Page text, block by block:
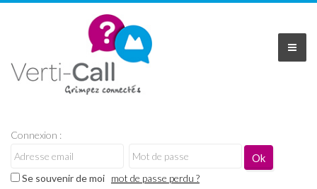
Connexion :
Se souvenir de moi mot de passe perdu ?